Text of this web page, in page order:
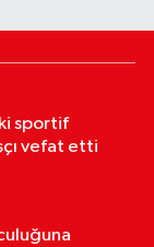
sportif
vefat etti